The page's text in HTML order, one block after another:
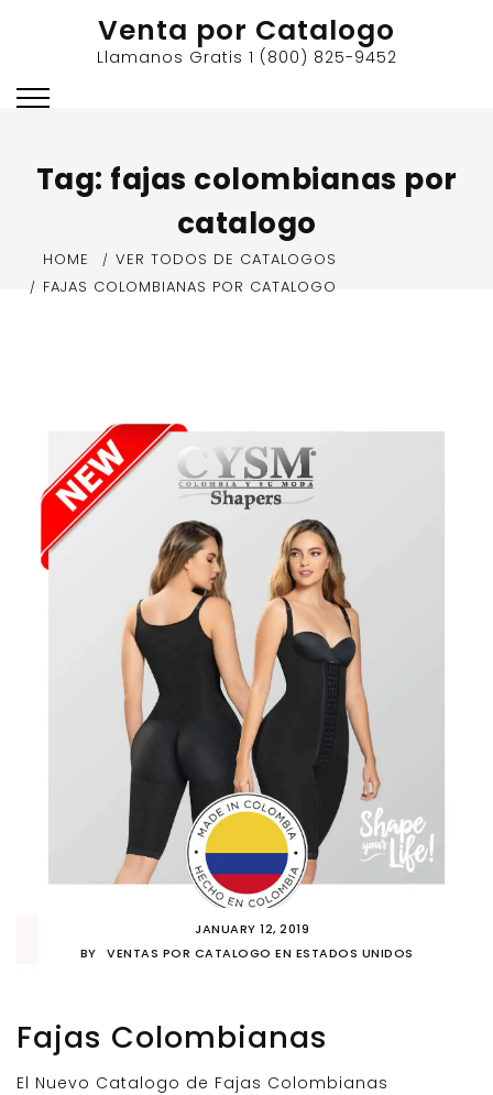
Venta por Catalogo
Llamanos Gratis 1 (800) 825-9452
Tag: fajas colombianas por
catalogo
HOME
VER TODOS DE CATALOGOS
FAJAS COLOMBIANAS POR CATALOGO
JANUARY 12, 2019
BY
VENTAS POR CATALOGO EN ESTADOS UNIDOS
Fajas Colombianas
El Nuevo Catalogo de Fajas Colombianas